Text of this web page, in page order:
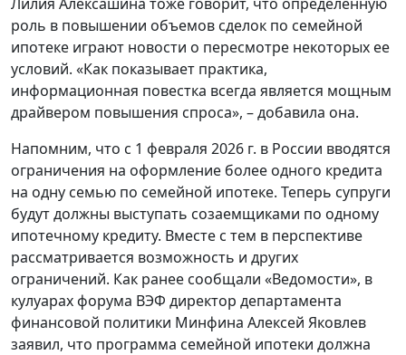
роль в повышении объемов сделок по семейной
ипотеке играют новости о пересмотре некоторых ее
условий. «Как показывает практика,
информационная повестка всегда является мощным
драйвером повышения спроса», – добавила она.
Напомним, что с 1 февраля 2026 г. в России вводятся
ограничения на оформление более одного кредита
на одну семью по семейной ипотеке. Теперь супруги
будут должны выступать созаемщиками по одному
ипотечному кредиту. Вместе с тем в перспективе
рассматривается возможность и других
ограничений. Как ранее сообщали «Ведомости», в
кулуарах форума ВЭФ директор департамента
финансовой политики Минфина Алексей Яковлев
заявил, что программа семейной ипотеки должна